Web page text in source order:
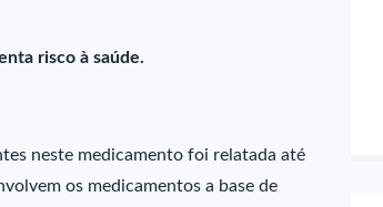
risco à saúde.
neste medicamento foi relatada até
os medicamentos a base de